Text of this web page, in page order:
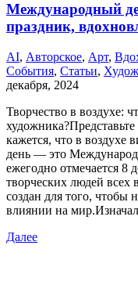
Международный
праздник,
AI, Авторское, Арт,
События, Статьи,
декабря, 2024
Творчество в воздухе:
кажется, что в воздухе
день — это
ежегодно отмечается 8
творческих людей всех
создан для того, чтобы
влиянии на
Далее